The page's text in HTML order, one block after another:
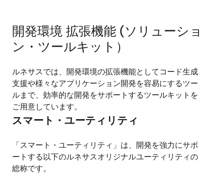
開発環境 拡張機能 (ソリューショ
ン・ツールキット）
ルネサスでは、開発環境の拡張機能としてコード生成
支援や様々なアプリケーション開発を容易にするツー
ルまで、効率的な開発をサポートするツールキットを
ご用意しています。
スマート・ユーティリティ
「スマート・ユーティリティ」は、開発を強力にサポ
ートする以下のルネサスオリジナルユーティリティの
総称です。